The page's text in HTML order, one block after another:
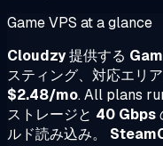
Game VPS at a glance
Cloudzy提供する
スティング、対応エリア
$2.48/mo. All plans
ストレージと 40 Gbps
ルド読み込み。